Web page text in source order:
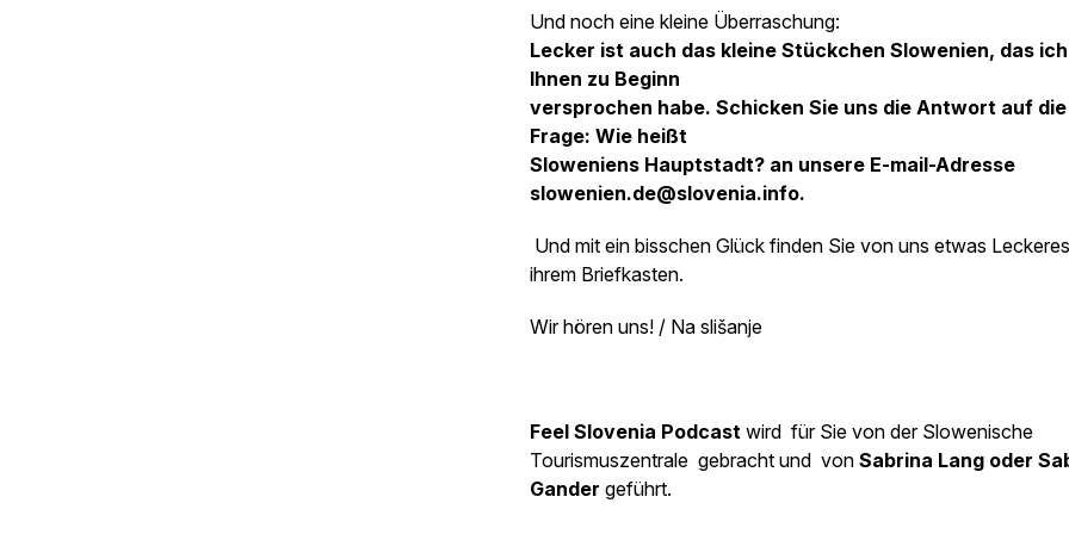
Und noch eine kleine Überraschung:
Lecker ist auch das kleine Stückchen Slowenien, das ich
Ihnen zu Beginn
versprochen habe. Schicken Sie uns die Antwort auf die
Frage: Wie heißt
Sloweniens Hauptstadt? an unsere E-mail-Adresse
slowenien.de@slovenia.info.
Und mit ein bisschen Glück finden Sie von uns etwas
ihrem Briefkasten.
Wir hören uns! / Na slišanje
Feel Slovenia Podcast wird für Sie von der Slowenische
Tourismuszentrale gebracht und von Sabrina Lang oder
Gander geführt.